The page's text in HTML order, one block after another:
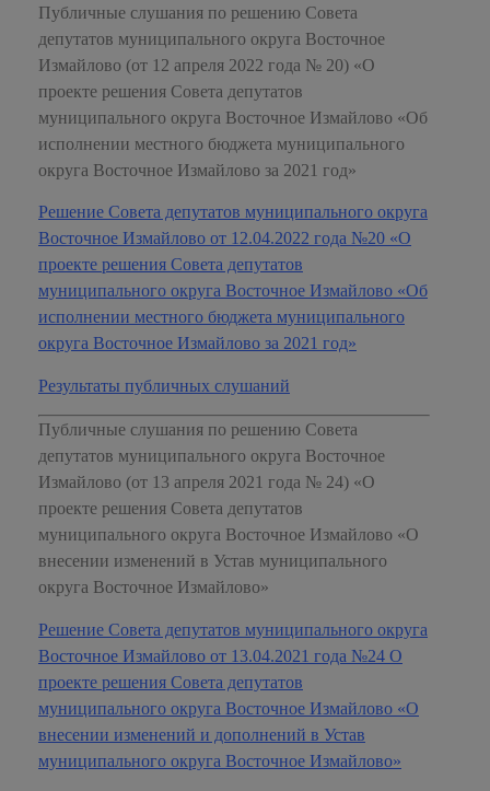
Публичные слушания по решению Совета
депутатов муниципального округа Восточное
Измайлово (от 12 апреля 2022 года № 20) «О
проекте решения Совета депутатов
муниципального округа Восточное Измайлово «Об
исполнении местного бюджета муниципального
округа Восточное Измайлово за 2021 год»
Решение Совета депутатов муниципального округа
Восточное Измайлово от 12.04.2022 года №20 «О
проекте решения Совета депутатов
муниципального округа Восточное Измайлово «Об
исполнении местного бюджета муниципального
округа Восточное Измайлово за 2021 год»
Результаты публичных слушаний
Публичные слушания по решению Совета
депутатов муниципального округа Восточное
Измайлово (от 13 апреля 2021 года № 24) «О
проекте решения Совета депутатов
муниципального округа Восточное Измайлово «О
внесении изменений в Устав муниципального
округа Восточное Измайлово»
Решение Совета депутатов муниципального округа
Восточное Измайлово от 13.04.2021 года №24 О
проекте решения Совета депутатов
муниципального округа Восточное Измайлово «О
внесении изменений и дополнений в Устав
муниципального округа Восточное Измайлово»